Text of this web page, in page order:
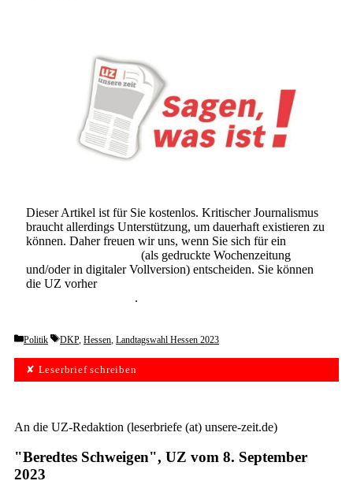
Dieser Artikel ist für Sie kostenlos. Kritischer Journalismus
braucht allerdings Unterstützung, um dauerhaft existieren zu
können. Daher freuen wir uns, wenn Sie sich für ein
(als gedruckte Wochenzeitung
und/oder in digitaler Vollversion) entscheiden. Sie können
die UZ vorher
.
Categories
Politik Tags
DKP, Hessen, Landtagswahl Hessen 2023
✘ Leserbrief schreiben
An die UZ-Redaktion (leserbriefe (at) unsere-zeit.de)
"Beredtes Schweigen", UZ vom 8. September
2023